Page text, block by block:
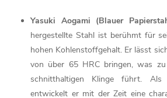
Yasuki Aogami (Blauer
hergestellte Stahl ist berühmt für
hohen Kohlenstoffgehalt. Er lässt
von über 65 HRC bringen, was zu
schnitthaltigen Klinge führt.
entwickelt er mit der Zeit eine